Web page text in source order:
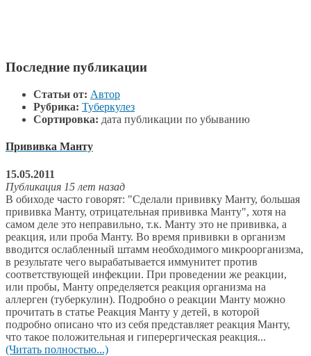
Последние публикации
Статьи от: Автор
Рубрика: Туберкулез
Сортировка: дата публикации по убыванию
Прививка Манту
15.05.2011
Публикация 15 лет назад
В обиходе часто говорят: "Сделали прививку Манту, большая
прививка Манту, отрицательная прививка Манту", хотя на
самом деле это неправильно, т.к. Манту это не прививка, а
реакция, или проба Манту. Во время прививки в организм
вводится ослабленный штамм необходимого микроорганизма,
в результате чего вырабатывается иммунитет против
соответствующей инфекции. При проведении же реакции,
или пробы, Манту определяется реакция организма на
аллерген (туберкулин). Подробно о реакции Манту можно
прочитать в статье Реакция Манту у детей, в которой
подробно описано что из себя представляет реакция Манту,
что такое положительная и гиперергическая реакция...
(Читать полностью...)